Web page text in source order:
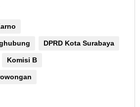
DPRD Kota Surabaya
Komisi B